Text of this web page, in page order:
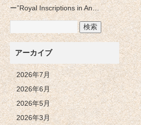
ー”Royal Inscriptions in An…
アーカイブ
2026年7月
2026年6月
2026年5月
2026年3月